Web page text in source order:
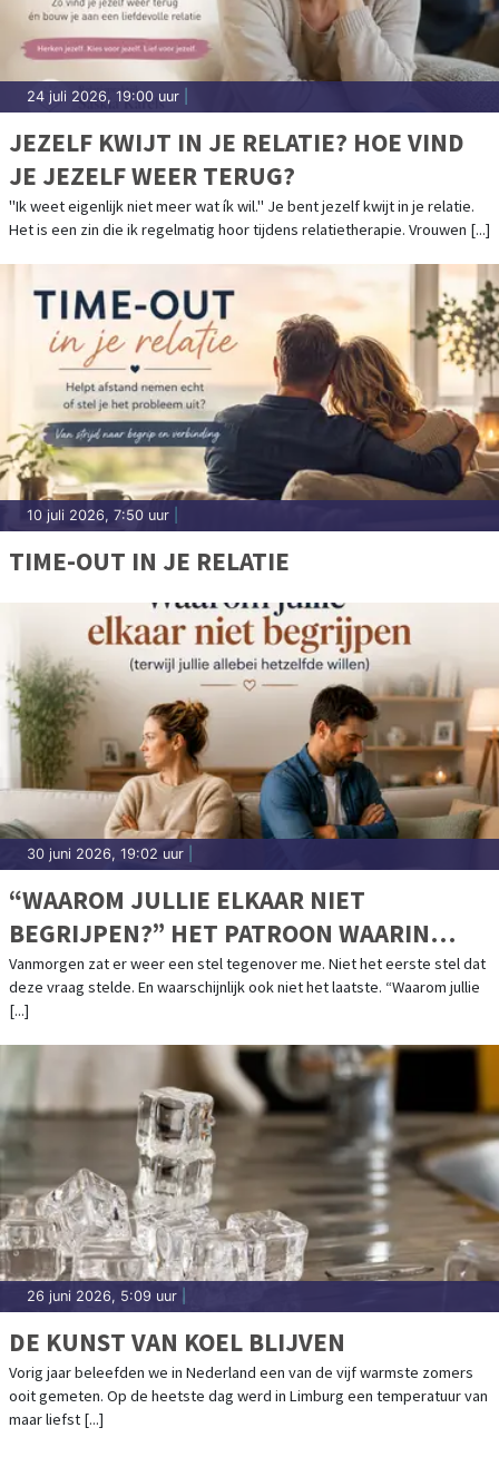
24 juli 2026, 19:00 uur
JEZELF KWIJT IN JE RELATIE? HOE VIND
JE JEZELF WEER TERUG?
"Ik weet eigenlijk niet meer wat ík wil." Je bent jezelf kwijt in je relatie.
Het is een zin die ik regelmatig hoor tijdens relatietherapie. Vrouwen [...]
10 juli 2026, 7:50 uur
TIME-OUT IN JE RELATIE
30 juni 2026, 19:02 uur
“WAAROM JULLIE ELKAAR NIET
BEGRIJPEN?” HET PATROON WAARIN
ZOVEEL STELLEN VASTLOPEN.
Vanmorgen zat er weer een stel tegenover me. Niet het eerste stel dat
deze vraag stelde. En waarschijnlijk ook niet het laatste. “Waarom jullie
[...]
26 juni 2026, 5:09 uur
DE KUNST VAN KOEL BLIJVEN
Vorig jaar beleefden we in Nederland een van de vijf warmste zomers
ooit gemeten. Op de heetste dag werd in Limburg een temperatuur van
maar liefst [...]